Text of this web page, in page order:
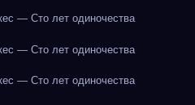
— Сто лет одиночества
— Сто лет одиночества
— Сто лет одиночества